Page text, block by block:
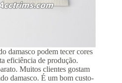
damasco podem tecer cores
eficiência de produção.
Muitos clientes gostam
damasco. É um bom custo-